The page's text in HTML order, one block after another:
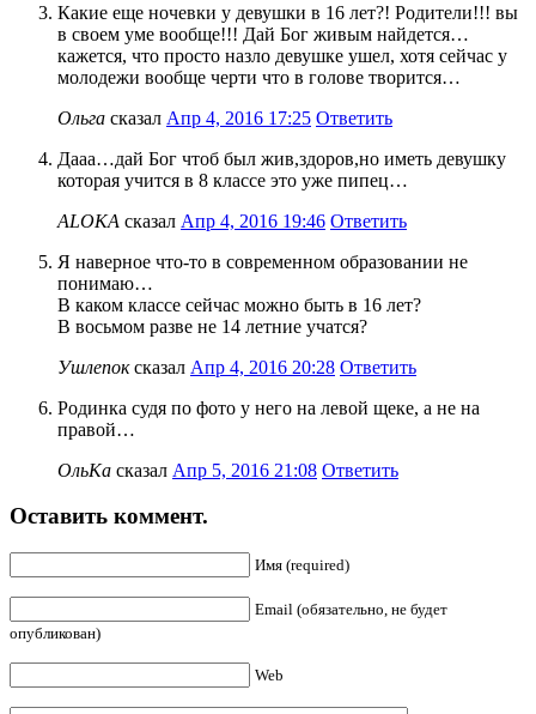
Какие еще ночевки у девушки в 16 лет?! Родители!!! вы
в своем уме вообще!!! Дай Бог живым найдется…
кажется, что просто назло девушке ушел, хотя сейчас у
молодежи вообще черти что в голове творится…
Ольга сказал Апр 4, 2016 17:25 Ответить
Дааа…дай Бог чтоб был жив,здоров,но иметь девушку
которая учится в 8 классе это уже пипец…
ALOKA сказал Апр 4, 2016 19:46 Ответить
Я наверное что-то в современном образовании не
понимаю…
В каком классе сейчас можно быть в 16 лет?
В восьмом разве не 14 летние учатся?
Ушлепоксказал Апр 4, 2016 20:28 Ответить
Родинка судя по фото у него на левой щеке, а не на
правой…
ОльКа сказал Апр 5, 2016 21:08 Ответить
Оставить коммент.
Имя (required)
Email (обязательно, не будет
опубликован)
Web